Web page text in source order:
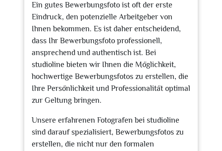
Ein gutes Bewerbungsfoto ist oft der erste
Eindruck, den potenzielle Arbeitgeber von
Ihnen bekommen. Es ist daher entscheidend,
dass Ihr Bewerbungsfoto professionell,
ansprechend und authentisch ist. Bei
studioline bieten wir Ihnen die Möglichkeit,
hochwertige Bewerbungsfotos zu erstellen, die
Ihre Persönlichkeit und Professionalität optimal
zur Geltung bringen.
Unsere erfahrenen Fotografen bei studioline
sind darauf spezialisiert, Bewerbungsfotos zu
erstellen, die nicht nur den formalen